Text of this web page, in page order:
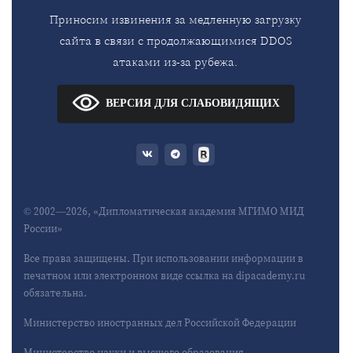
Приносим извинения за медленную загрузку
сайта в связи с продолжающимися DDOS
атаками из-за рубежа.
ВЕРСИЯ ДЛЯ СЛАБОВИДЯЩИХ
© 2002—2026, «Дипломатическая академия МГИМО МИД
России»
Все права защищены. При использовании информации в
печатном или электронном виде ссылка на dipacademy.ru
обязательна.
Министерство иностранных дел Российской Федерации